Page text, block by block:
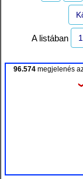
A listában
96.574megjelenés